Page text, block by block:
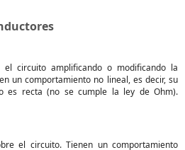
circuito amplificando o modificando la
un comportamiento no lineal, es decir, su
es recta (no se cumple la ley de Ohm).
el circuito. Tienen un comportamiento